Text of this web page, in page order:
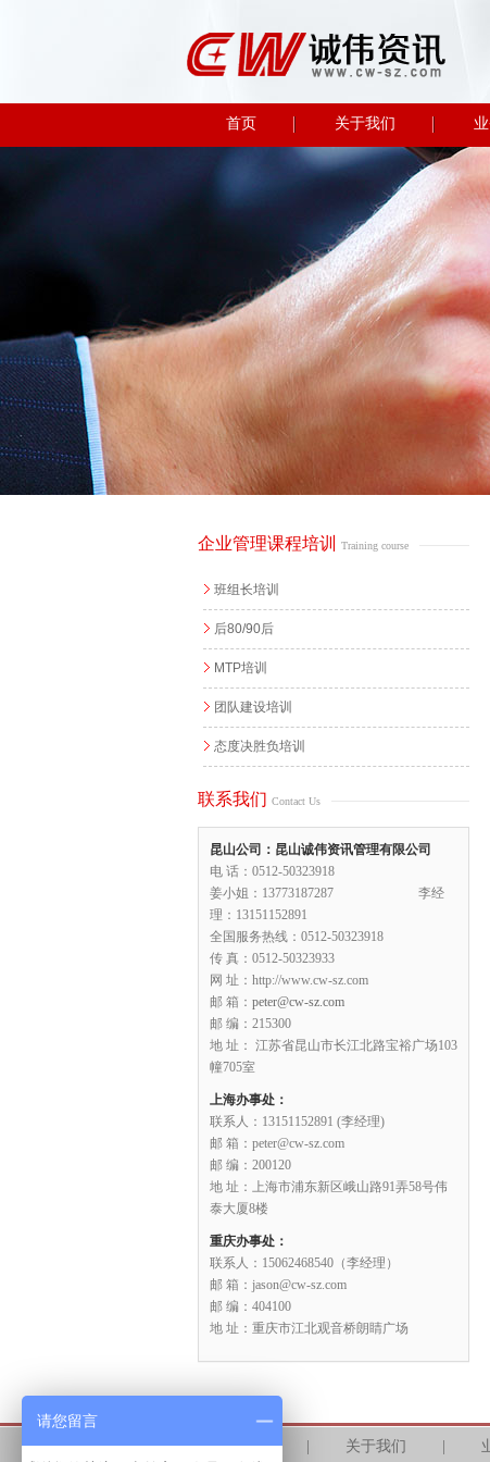
首页 关于我们
企业管理课程培训 Training course
班组长培训
后80/90后
MTP培训
团队建设培训
态度决胜负培训
联系我们 Contact Us
昆山公司：昆山诚伟资讯管理有限公司
电 话：0512-50323918
姜小姐：13773187287 李经
理：13151152891
全国服务热线：0512-50323918
传 真：0512-50323933
网 址：http://www.cw-sz.com
邮 箱： peter@cw-sz.com
邮 编：215300
地 址： 江苏省昆山市长江北路宝裕广场103
幢705室
上海办事处：
联系人：13151152891 (李经理)
邮 箱：peter@cw-sz.com
邮 编：200120
地 址：上海市浦东新区峨山路91弄58号伟
泰大厦8楼
重庆办事处：
联系人：15062468540（李经理）
邮 箱：jason@cw-sz.com
邮 编：404100
地 址：重庆市江北观音桥朗睛广场
首页 关于我们
请您留言